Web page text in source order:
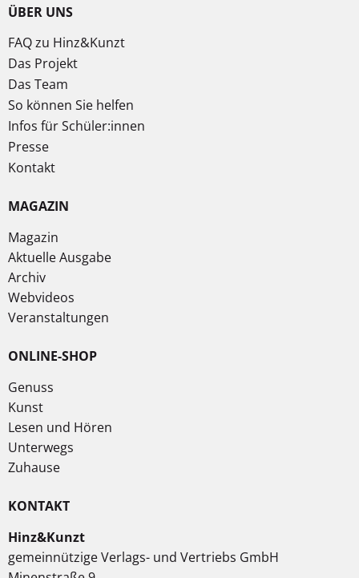
ÜBER UNS
FAQ zu Hinz&Kunzt
Das Projekt
Das Team
So können Sie helfen
Infos für Schüler:innen
Presse
Kontakt
MAGAZIN
Magazin
Aktuelle Ausgabe
Archiv
Webvideos
Veranstaltungen
ONLINE-SHOP
Genuss
Kunst
Lesen und Hören
Unterwegs
Zuhause
KONTAKT
Hinz&Kunzt
gemeinnützige Verlags- und Vertriebs GmbH